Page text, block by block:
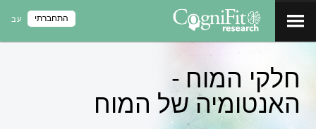
עב התחברתי
חלקי המוח -
האנטומיה של המוח